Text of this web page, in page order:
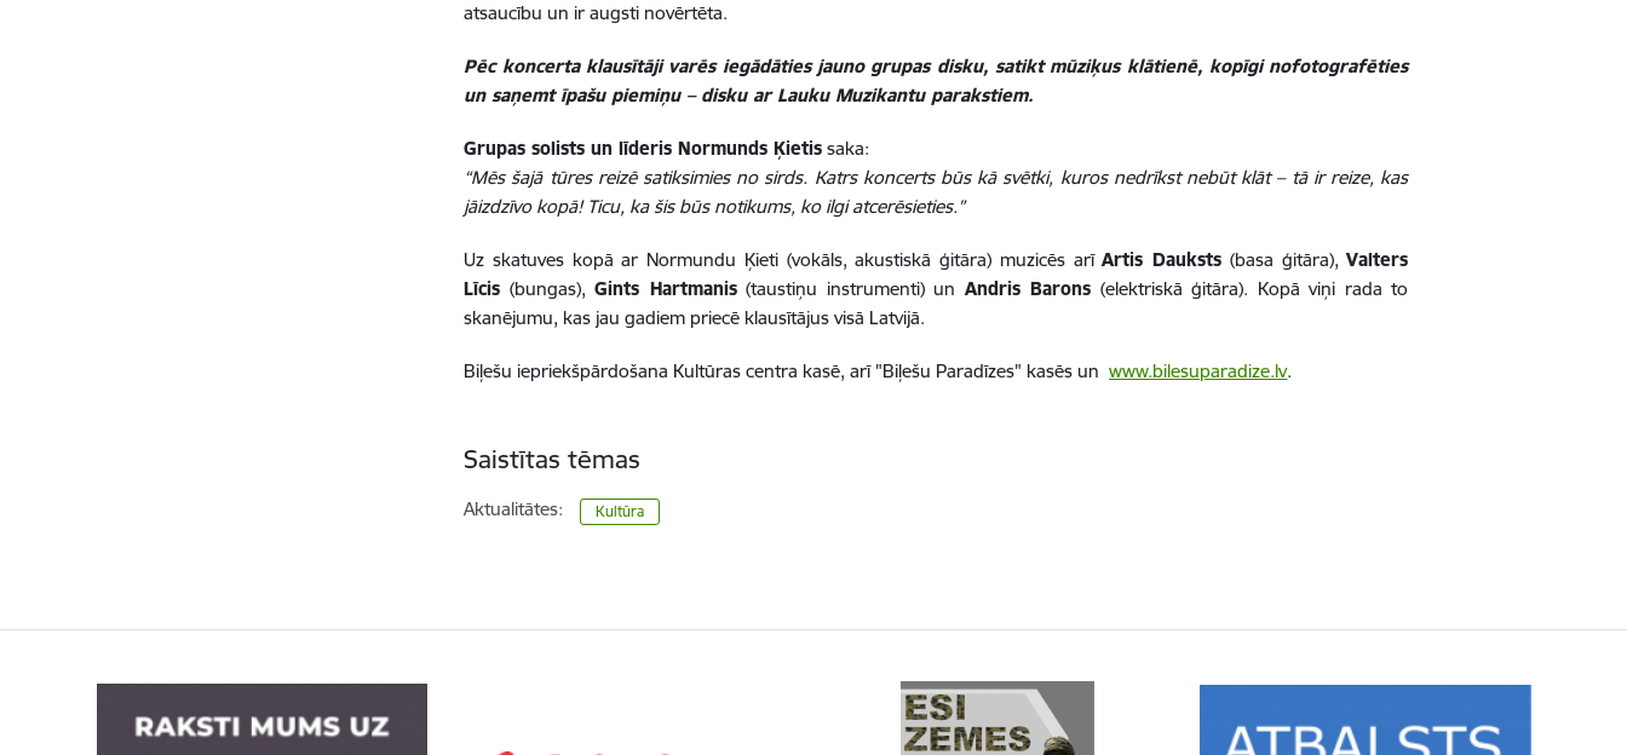
atsaucību un ir augsti novērtēta.
Pēc koncerta klausītāji varēs iegādāties jauno grupas disku, satikt mūziķus klātienē, kopīgi nofotografēties
un saņemt īpašu piemiņu – disku ar Lauku Muzikantu parakstiem.
Grupas solists un līderis Normunds Ķietis saka:
“Mēs šajā tūres reizē satiksimies no sirds. Katrs koncerts būs kā svētki, kuros nedrīkst nebūt klāt – tā ir reize, kas
jāizdzīvo kopā! Ticu, ka šis būs notikums, ko ilgi atcerēsieties.”
Uz skatuves kopā ar Normundu Ķieti (vokāls, akustiskā ģitāra) muzicēs arīArtis Dauksts (basa ģitāra),Valters
Līcis (bungas),Gints Hartmanis(taustiņu instrumenti) un Andris Barons (elektriskā ģitāra). Kopā viņi rada to
skanējumu, kas jau gadiem priecē klausītājus visā Latvijā.
Biļešu iepriekšpārdošana Kultūras centra kasē, arī "Biļešu Paradīzes" kasēs unwww.bilesuparadize.lv.
Saistītas tēmas
Aktualitātes: Kultūra